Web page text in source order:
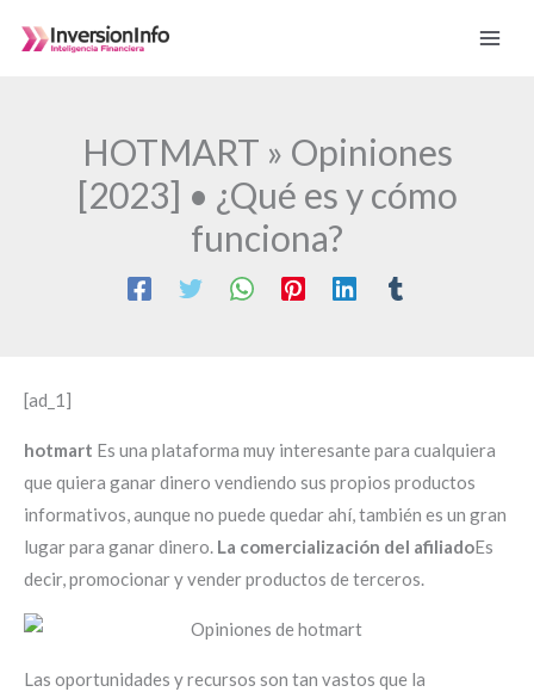
HOTMART » Opiniones
[2023] • ¿Qué es y cómo
funciona?
[ad_1]
hotmart Es una plataforma muy interesante para cualquiera
que quiera ganar dinero vendiendo sus propios productos
informativos, aunque no puede quedar ahí, también es un gran
lugar para ganar dinero. La comercialización del afiliadoEs
decir, promocionar y vender productos de terceros.
Las oportunidades y recursos son tan vastos que la